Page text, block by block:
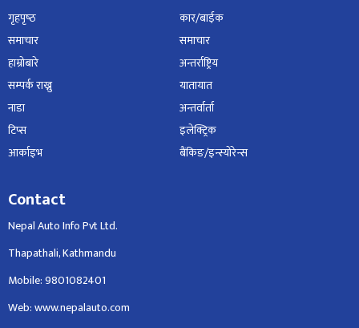
गृहपृष्‍ठ
समाचार
हाम्रोबारे
सम्पर्क राख्नु
नाडा
टिप्स
आर्काइभ
कार/बाईक
समाचार
अन्तर्राष्ट्रिय
यातायात
अन्तर्वार्ता
इलेक्ट्रिक
बैंकिङ/इन्स्योरेन्स
Contact
Nepal Auto Info Pvt Ltd.
Thapathali, Kathmandu
Mobile: 9801082401
Web: www.nepalauto.com